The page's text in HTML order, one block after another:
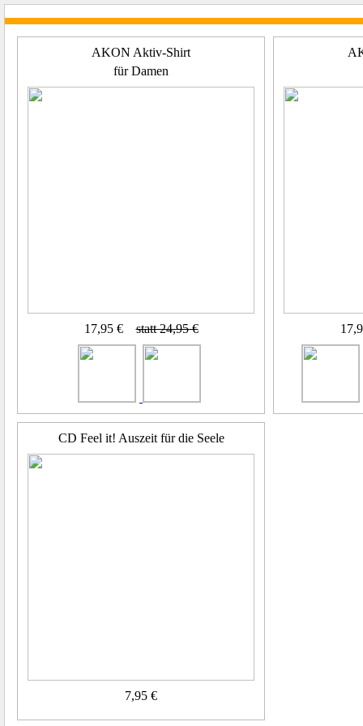
AKON Aktiv-Shirt
für Damen
17,95 € statt 24,95 €
CD Feel it! Auszeit für die Seele
7,95 €